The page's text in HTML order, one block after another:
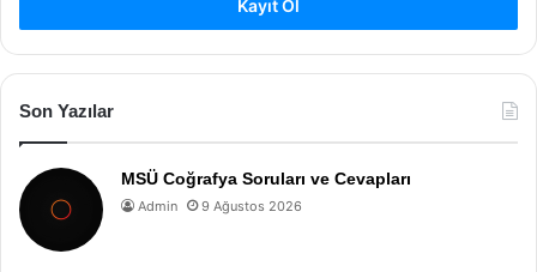
Kayıt Ol
Son Yazılar
MSÜ Coğrafya Soruları ve Cevapları
Admin 9 Ağustos 2026